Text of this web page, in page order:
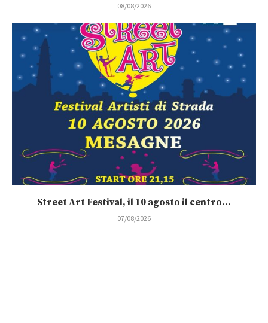
08/08/2026
Street Art Festival, il 10 agosto il centro...
07/08/2026